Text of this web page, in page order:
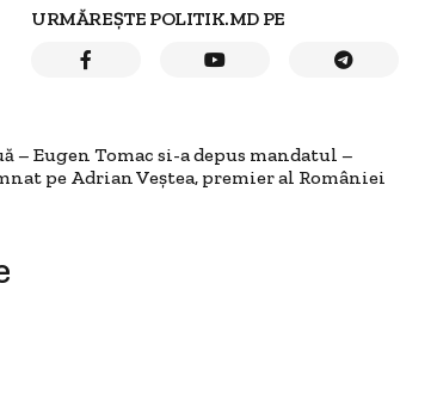
URMĂREȘTE POLITIK.MD PE
Eugen Tomac si-a depus mandatul –
pe Adrian Veștea, premier al României